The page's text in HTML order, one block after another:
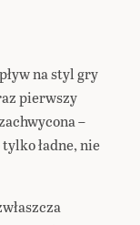
na styl gry
pierwszy
–
ładne, nie